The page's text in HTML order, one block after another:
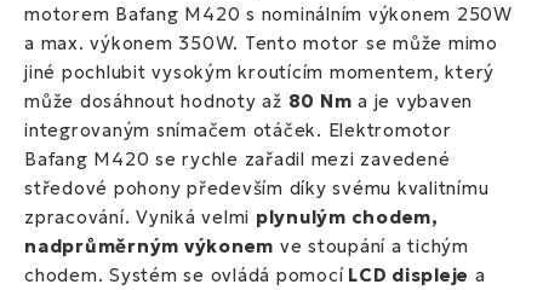
motorem Bafang M420 s nominálním výkonem 250W
a max. výkonem 350W. Tento motor se může mimo
jiné pochlubit vysokým kroutícím momentem, který
může dosáhnout hodnoty až 80 Nm a je vybaven
integrovaným snímačem otáček. Elektromotor
Bafang M420 se rychle zařadil mezi zavedené
středové pohony především díky svému kvalitnímu
zpracování. Vyniká velmi plynulým chodem,
nadprůměrným výkonem ve stoupání a tichým
chodem. Systém se ovládá pomocí LCD displeje a